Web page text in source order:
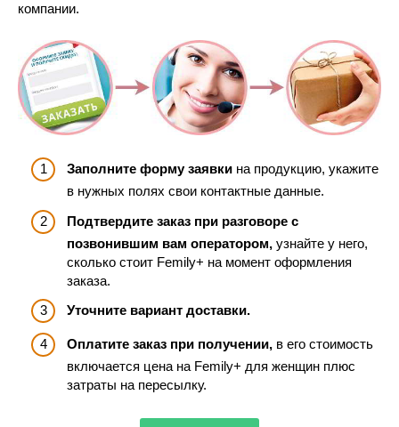
компании.
Заполните форму заявки на продукцию, укажите
в нужных полях свои контактные данные.
Подтвердите заказ при разговоре с
позвонившим вам оператором, узнайте у него,
сколько стоит Femily+ на момент оформления
заказа.
Уточните вариант доставки.
Оплатите заказ при получении, в его стоимость
включается цена на Femily+ для женщин плюс
затраты на пересылку.